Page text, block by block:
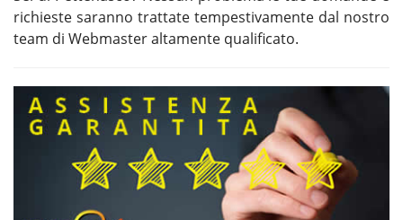
richieste saranno trattate tempestivamente dal nostro
team di Webmaster altamente qualificato.